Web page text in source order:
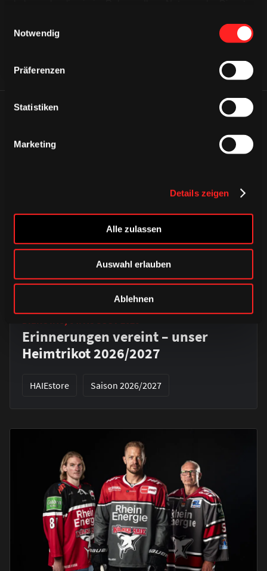
Notwendig
Präferenzen
Statistiken
Marketing
Details zeigen
Alle zulassen
Auswahl erlauben
Ablehnen
Erinnerungen vereint – unser
Heimtrikot 2026/2027
HAIEstore Saison 2026/2027